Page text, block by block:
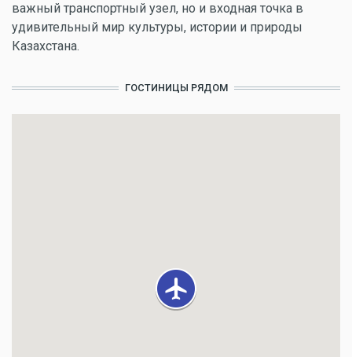
важный транспортный узел, но и входная точка в
удивительный мир культуры, истории и природы
Казахстана.
ГОСТИНИЦЫ РЯДОМ